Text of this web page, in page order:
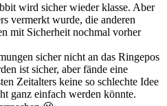
wird sicher wieder klasse. Aber
vermerkt wurde, die anderen
mit Sicherheit nochmal vorher
sicher nicht an das Ringepos
ist sicher, aber fände eine
Zeitalters keine so schlechte Idee
ganz einfach werden könnte.